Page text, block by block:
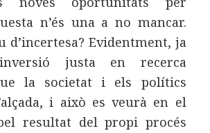
n’és una a no mancar.
d’incertesa? Evidentment, ja
justa en recerca
la societat i els polítics
i això es veurà en el
resultat del propi procés